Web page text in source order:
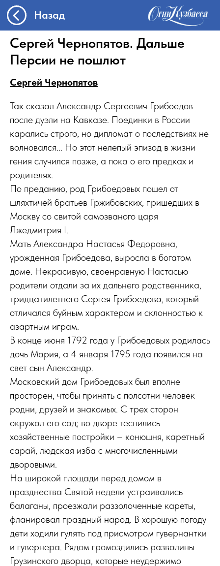
Назад
Сергей Чернопятов. Дальше
Персии не пошлют
Сергей Чернопятов
Так сказал Александр Сергеевич Грибоедов
после дуэли на Кавказе. Поединки в России
карались строго, но дипломат о последствиях не
волновался... Но этот нелепый эпизод в жизни
гения случился позже, а пока о его предках и
родителях.
По преданию, род Грибоедовых пошел от
шляхтичей братьев Гржибовских, пришедших в
Москву со свитой самозваного царя
Лжедмитрия I.
Мать Александра Настасья Федоровна,
урожденная Грибоедова, выросла в богатом
доме. Некрасивую, своенравную Настасью
родители отдали за их дальнего родственника,
тридцатилетнего Сергея Грибоедова, который
отличался буйным характером и склонностью к
азартным играм.
В конце июня 1792 года у Грибоедовых родилась
дочь Мария, а 4 января 1795 года появился на
свет сын Александр.
Московский дом Грибоедовых был вполне
просторен, чтобы принять с полсотни человек
родни, друзей и знакомых. С трех сторон
окружал его сад; во дворе теснились
хозяйственные постройки – конюшня, каретный
сарай, людская изба с многочисленными
дворовыми.
На широкой площади перед домом в
празднества Святой недели устраивались
балаганы, проезжали раззолоченные кареты,
фланировал праздный народ. В хорошую погоду
дети ходили гулять под присмотром гувернантки
и гувернера. Рядом громоздились развалины
Грузинского дворца, которые неудержимо